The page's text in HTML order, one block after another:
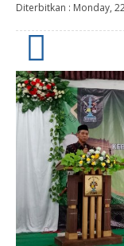
Diterbitkan : Monday,